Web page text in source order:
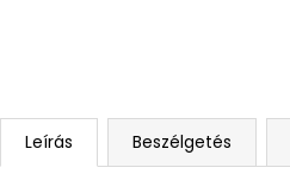
Leírás Beszélgetés